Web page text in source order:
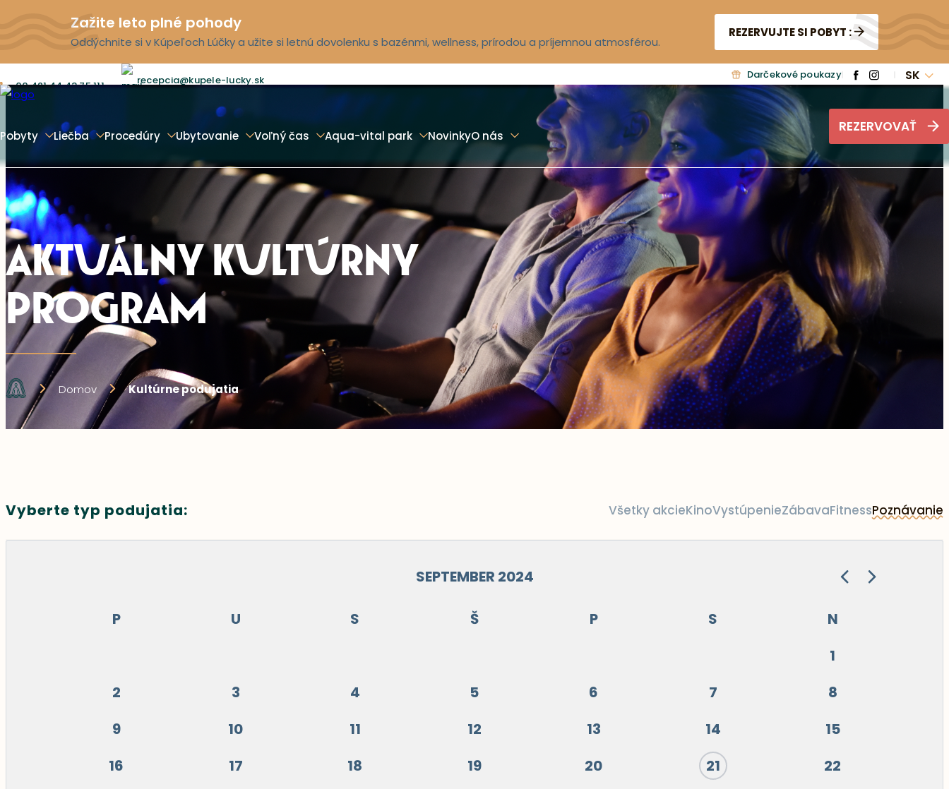
Zažite leto plné pohody
Oddýchnite si v Kúpeľoch Lúčky a užite si letnú dovolenku s bazénmi, wellness, prírodou a príjemnou atmosférou.
REZERVUJTE SI POBYT :
00 421 44 43 75 111 recepcia@kupele-lucky.sk Darčekové poukazy SK
Pobyty Liečba Procedúry Ubytovanie Voľný čas Aqua-vital park NovinkyO nás
REZERVOVAŤ
AKTUÁLNY KULTÚRNY
PROGRAM
Domov Kultúrne podujatia
Vyberte typ podujatia: Všetky akcieKinoVystúpenieZábavaFitnessPoznávanie
SEPTEMBER 2024
P U S Š P S
N
1
2
3 4 5 6 7
8
9
10 11 12 13 14
15
16
17 18 19 20 21
22